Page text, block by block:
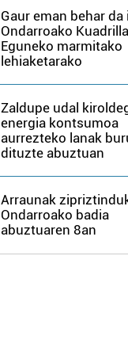
Gaur eman behar da
Ondarroako Kuadrilla
Eguneko marmitako
lehiaketarako
Zaldupe udal
energia kontsumoa
aurrezteko lanak
dituzte abuztuan
Arraunak
Ondarroako badia
abuztuaren 8an